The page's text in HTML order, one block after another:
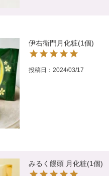
伊右衛門月化粧(1個)
投稿日 2024/03/17
みるく饅頭 月化粧(1個)